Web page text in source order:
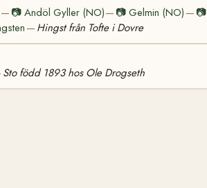
— 📷 Andöl Gyller (NO)— 📷 Gelmin (NO) — 📷
— Hingst från Tofte i Dovre
Sto född 1893 hos Ole Drogseth